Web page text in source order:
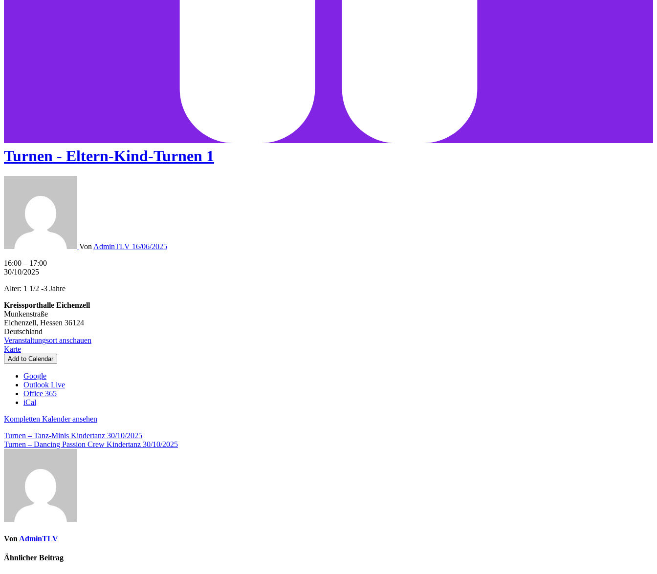
Turnen - Eltern-Kind-Turnen 1
Von AdminTLV 16/06/2025
Turnen
-
Kind-
1
16:00 – 17:00
30/10/2025
Alter: 1 1/2 -3 Jahre
Kreissporthalle Eichenzell
Munkenstraße
Eichenzell, Hessen 36124
Deutschland
Veranstaltungsort anschauen
KarteKreissporthalle
Eichenzell
Add to Calendar
Google
Outlook Live
Office 365
iCal
Kompletten Kalender ansehen
Beitragsnavigation
Turnen – Tanz-Minis Kindertanz 30/10/2025
Turnen – Dancing Passion Crew Kindertanz 30/10/2025
Von AdminTLV
Ähnlicher Beitrag